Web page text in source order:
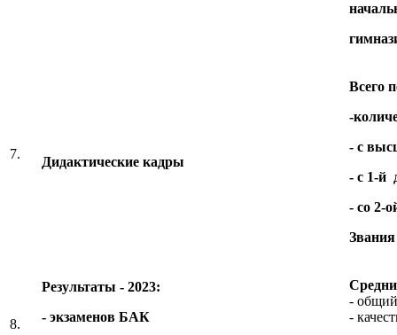
7.
Дидактические кадры
Всего
-
- с
- с 1-й
- со 2-
8.
Результаты - 2023:
- экзаменов БАК
- общий
-